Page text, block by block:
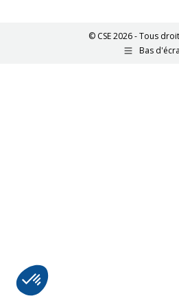
© CSE 2026 - Tous
Bas